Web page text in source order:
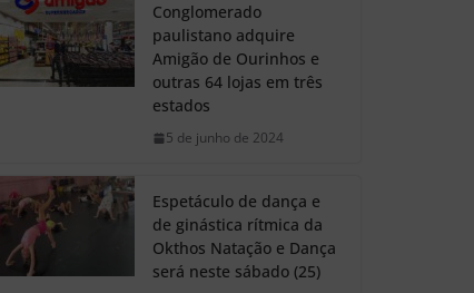
Conglomerado
paulistano adquire
Amigão de Ourinhos e
outras 64 lojas em três
estados
5 de junho de 2024
Espetáculo de dança e
de ginástica rítmica da
Okthos Natação e Dança
será neste sábado (25)